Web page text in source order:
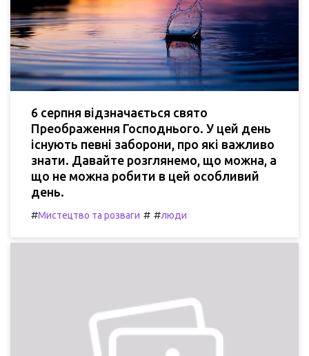
6 серпня відзначається свято
Преображення Господнього. У цей день
існують певні заборони, про які важливо
знати. Давайте розглянемо, що можна, а
що не можна робити в цей особливий
день.
#Мистецтво та розваги # #люди